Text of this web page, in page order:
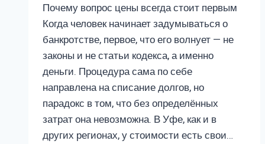
Почему вопрос цены всегда стоит первым
Когда человек начинает задумываться о
банкротстве, первое, что его волнует — не
законы и не статьи кодекса, а именно
деньги. Процедура сама по себе
направлена на списание долгов, но
парадокс в том, что без определённых
затрат она невозможна. В Уфе, как и в
других регионах, у стоимости есть свои…